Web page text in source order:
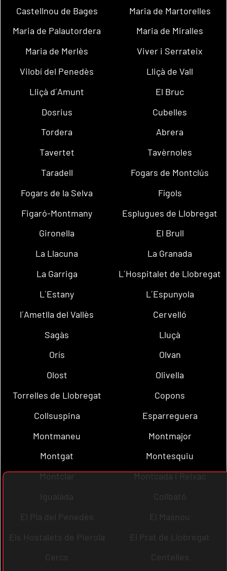
Castellnou de Bages
Maria de Martorelles
Maria de Palautordera
Maria de Miralles
Maria de Merlès
Viver i Serrateix
Vilobí del Penedès
Lliçà de Vall
Lliçà d´Amunt
El Bruc
Dosrius
Cubelles
Tordera
Abrera
Tavertet
Tavèrnoles
Taradell
Fogars de Montclús
Fogars de la Selva
Fígols
Figaró-Montmany
Esplugues de Llobregat
Gironella
El Brull
La Llacuna
La Granada
La Garriga
L´Hospitalet de Llobregat
L´Estany
L´Espunyola
l´Ametlla del Vallès
Cervelló
Sagàs
Lluçà
Orís
Olvan
Olost
Olivella
Torrelles de Llobregat
Copons
Collsuspina
Esparreguera
Montmaneu
Montmajor
Montgat
Montesquiu
Montclar
Montcada i Reixac
Igualada
Collbató
El Pla del Penedès
El Masnou
Els Hostalets de Pierola
El Prat de Llobregat
Cercs
Centelles